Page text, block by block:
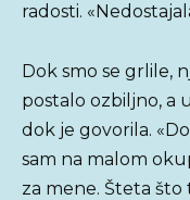
radosti.
Dok smo se grlile,
postalo ozbiljno, a
dok je govorila.
sam na malom
za mene. Šteta što